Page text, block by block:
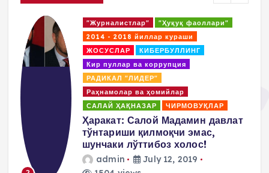
"Журналистлар"
"Ҳуқуқ фаоллари"
2014 - 2018 йиллар кураши
ЖОСУСЛАР
КИБЕРБУЛЛИНГ
Кир пуллар ва коррупция
РАДИКАЛ "ЛИДЕР"
Раҳнамолар ва ҳомийлар
САЛАЙ ҲАҚНАЗАР
ЧИРМОВУҚЛАР
Ҳаракат: Салой Мадамин давлат
тўнтариши қилмоқчи эмас,
шунчаки лўттибоз холос!
admin
July 12, 2019